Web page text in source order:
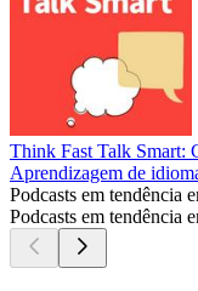
Think Fast Talk Smart:
Aprendizagem de
Podcasts em tendência
Podcasts em tendência